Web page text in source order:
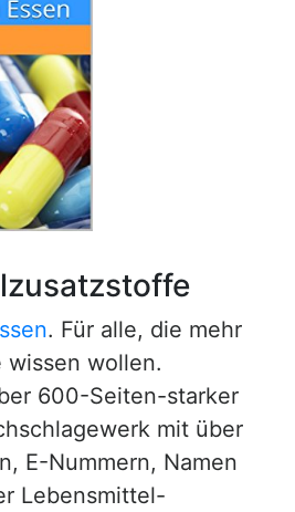
. Für alle, die mehr
wollen.
600-Seiten-starker
mit über
E-Nummern, Namen
Lebensmittel-